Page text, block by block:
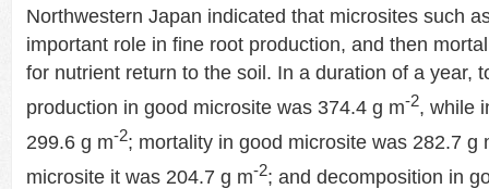
Northwestern Japan indicated that microsites such
important role in fine root production, and then
for nutrient return to the soil. In a duration of a year,
production in good microsite was 374.4 g m-2, while
299.6 g m-2; mortality in good microsite was 282.7 g
microsite it was 204.7 g m-2; and decomposition in